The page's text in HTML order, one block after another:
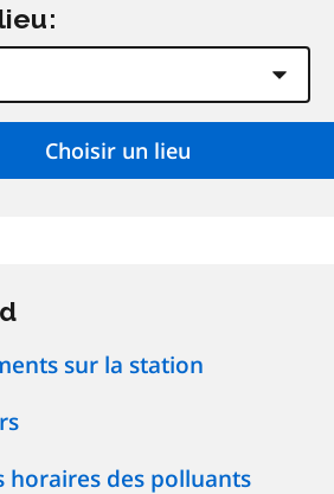
sur la station
horaires des polluants